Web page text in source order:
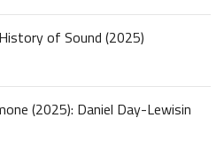
of Sound (2025)
(2025): Daniel Day-Lewisin